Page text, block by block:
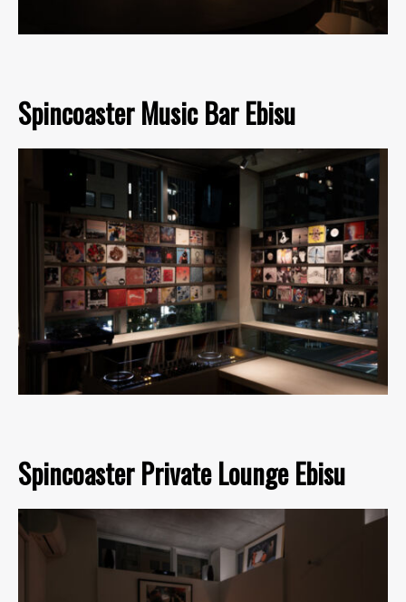
Spincoaster Music Bar Ebisu
Spincoaster Private Lounge Ebisu